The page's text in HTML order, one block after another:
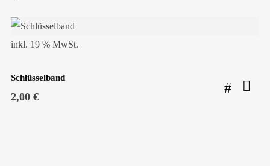
inkl. 19 % MwSt.
Schlüsselband
2,00 €